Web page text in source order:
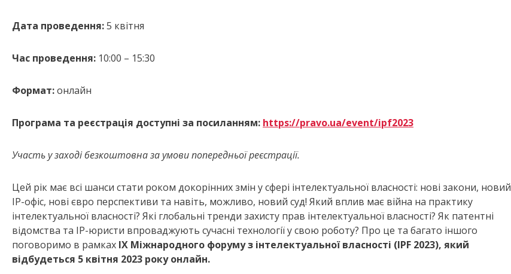
Дата проведення:5 квітня
Час проведення: 10:00 – 15:30
Формат:онлайн
Програма та реєстрація доступні за посиланням: https://pravo.ua/event/ipf2023
Участь у заході безкоштовна за умови попередньої реєстрації.
Цей рік має всі шанси стати роком докорінних змін у сфері інтелектуальної власності: нові закони, новий
ІР-офіс, нові євро перспективи та навіть, можливо, новий суд! Який вплив має війна на практику
інтелектуальної власності? Які глобальні тренди захисту прав інтелектуальної власності? Як патентні
відомства та ІР-юристи впроваджують сучасні технології у свою роботу? Про це та багато іншого
поговоримо в рамках ІХ Міжнародного форуму з інтелектуальної власності (IPF 2023), який
відбудеться 5 квітня 2023 року онлайн.